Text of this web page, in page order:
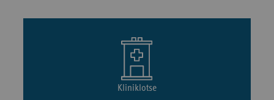
Kliniklotse